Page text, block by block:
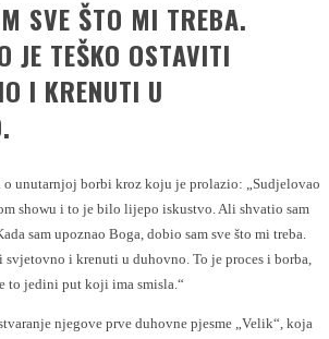
SVE ŠTO MI TREBA.
JE TEŠKO OSTAVITI
I KRENUTI U
unutarnjoj borbi kroz koju je prolazio: „Sudjelovao
showu i to je bilo lijepo iskustvo. Ali shvatio sam
sam upoznao Boga, dobio sam sve što mi treba.
i krenuti u duhovno. To je proces i borba,
to jedini put koji ima smisla.“
njegove prve duhovne pjesme „Velik“, koja